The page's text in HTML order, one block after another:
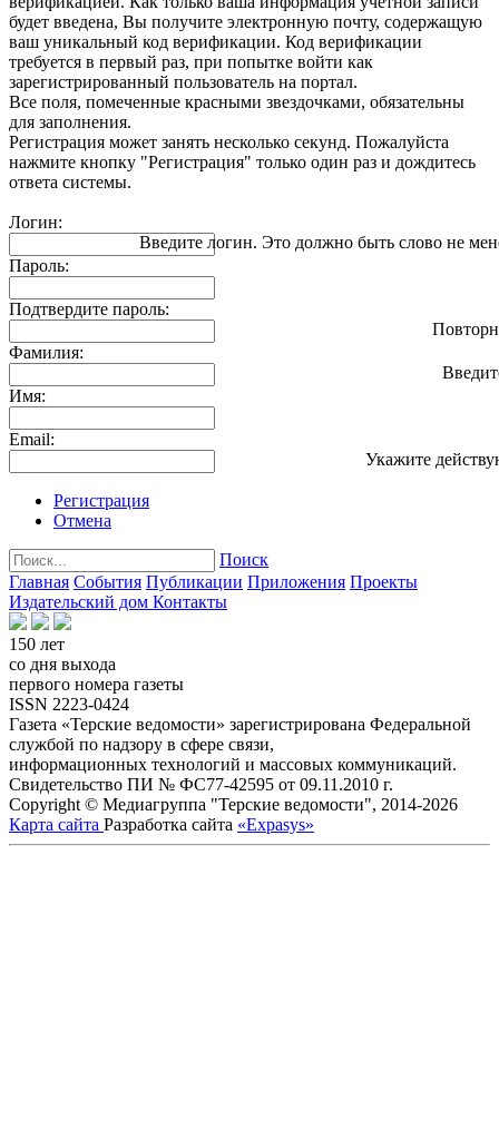
будет введена, Вы получите электронную почту, содержащую
ваш уникальный код верификации. Код верификации
требуется в первый раз, при попытке войти как
зарегистрированный пользователь на портал.
Все поля, помеченные красными звездочками, обязательны
для заполнения.
Регистрация может занять несколько секунд. Пожалуйста
нажмите кнопку "Регистрация" только один раз и дождитесь
ответа системы.
Логин:
Введите логин. Это должно быть слово не
Пароль:
Подтвердите пароль:
Фамилия:
Имя:
Email:
Укажите
Регистрация
Отмена
Поиск
Главная События Публикации Приложения Проекты
Издательский дом Контакты
150 лет
со дня выхода
первого номера газеты
ISSN 2223-0424
Газета «Терские ведомости» зарегистрирована Федеральной
службой по надзору в сфере связи,
информационных технологий и массовых коммуникаций.
Свидетельство ПИ № ФС77-42595 от 09.11.2010 г.
Copyright © Медиагруппа "Терские ведомости", 2014-2026
Карта сайта Разработка сайта «Expasys»